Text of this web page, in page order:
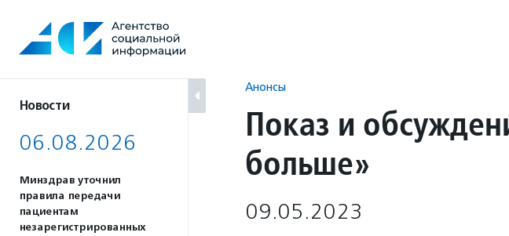
содержанию
Новости
06.08.2026
Минздрав уточнил
правила передачи
пациентам
незарегистрированных
Анонсы
Показ и
больше»
09.05.2023